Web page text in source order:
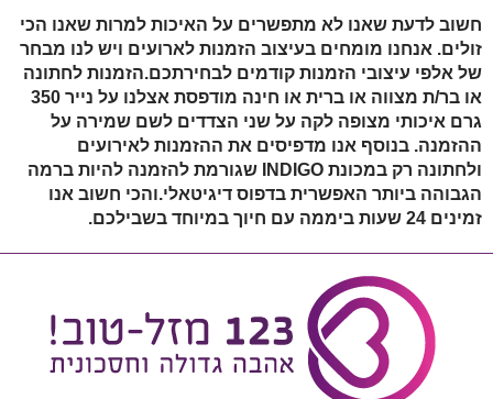
חשוב לדעת שאנו לא מתפשרים על האיכות למרות שאנו הכי
זולים. אנחנו מומחים בעיצוב הזמנות לארועים ויש לנו מבחר
של אלפי עיצובי הזמנות קודמים לבחירתכם.הזמנות לחתונה
או בר/ת מצווה או ברית או חינה מודפסת אצלנו על נייר 350
גרם איכותי מצופה לקה על שני הצדדים לשם שמירה על
ההזמנה. בנוסף אנו מדפיסים את ההזמנות לאירועים
ולחתונה רק במכונת INDIGO שגורמת להזמנה להיות ברמה
הגבוהה ביותר האפשרית בדפוס דיגיטאלי.והכי חשוב אנו
זמינים 24 שעות ביממה עם חיוך במיוחד בשבילכם.